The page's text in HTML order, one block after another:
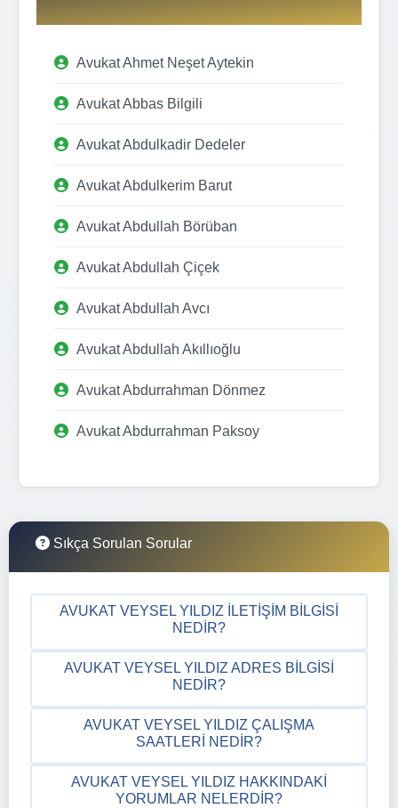
Avukat Ahmet Neşet Aytekin
Avukat Abbas Bilgili
Avukat Abdulkadir Dedeler
Avukat Abdulkerim Barut
Avukat Abdullah Börüban
Avukat Abdullah Çiçek
Avukat Abdullah Avcı
Avukat Abdullah Akıllıoğlu
Avukat Abdurrahman Dönmez
Avukat Abdurrahman Paksoy
Sıkça Sorulan Sorular
AVUKAT VEYSEL YILDIZ İLETIŞIM BILGISI
NEDIR?
AVUKAT VEYSEL YILDIZ ADRES BILGISI
NEDIR?
AVUKAT VEYSEL YILDIZ ÇALIŞMA
SAATLERI NEDIR?
AVUKAT VEYSEL YILDIZ HAKKINDAKI
YORUMLAR NELERDIR?